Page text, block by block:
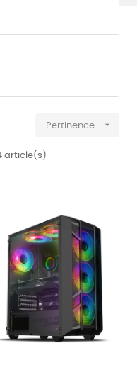
Pertinence 
article(s)